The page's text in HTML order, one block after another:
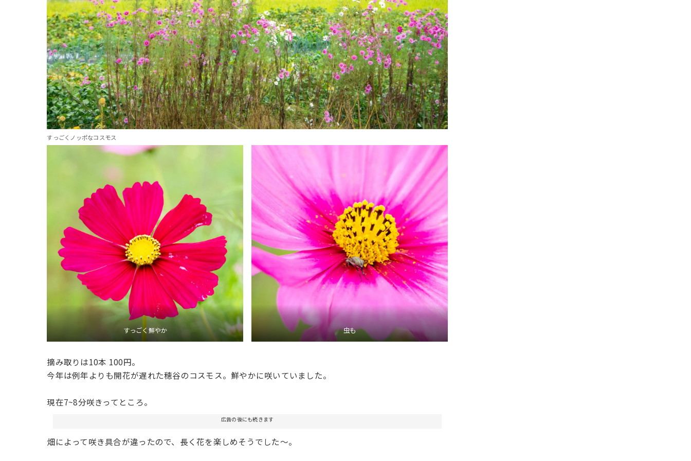
すっごくノッポなコスモス
すっごく鮮やか 虫も
摘み取りは10本 100円。
今年は例年よりも開花が遅れた穂谷のコスモス。鮮やかに咲いていました。
現在7~8分咲きってところ。
広告の後にも続きます
畑によって咲き具合が違ったので、長く花を楽しめそうでした〜。